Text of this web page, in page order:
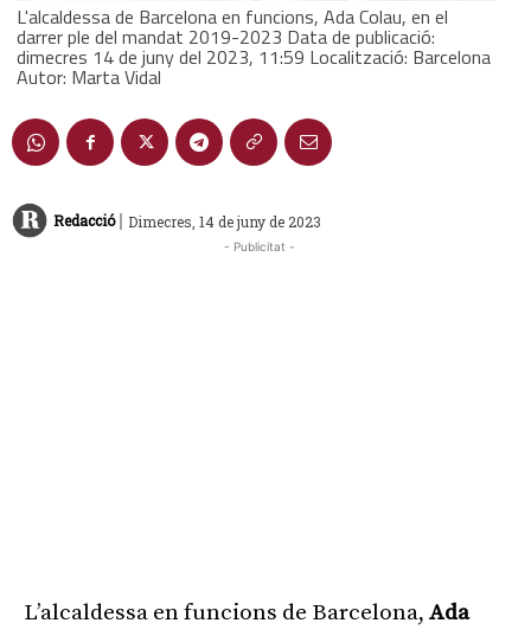
L'alcaldessa de Barcelona en funcions, Ada Colau, en el
darrer ple del mandat 2019-2023 Data de publicació:
dimecres 14 de juny del 2023, 11:59 Localització: Barcelona
Autor: Marta Vidal
Redacció | Dimecres, 14 de juny de 2023
- Publicitat -
L’alcaldessa en funcions de Barcelona, Ada